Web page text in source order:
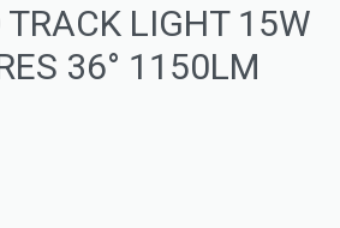
TRACK LIGHT 15W
36° 1150LM